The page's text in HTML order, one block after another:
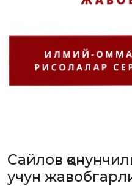
Сайлов
учун